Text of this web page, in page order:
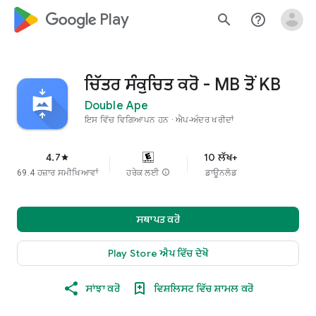
google_logo Play search help_outline
ਚਿੱਤਰ ਸੰਕੁਚਿਤ ਕਰੋ - MB ਤੋਂ KB
Double Ape
ਇਸ ਵਿੱਚ ਵਿਗਿਆਪਨ ਹਨ ਐਪ-ਅੰਦਰ ਖਰੀਦਾਂ
4.7star
69.4 ਹਜ਼ਾਰ ਸਮੀਖਿਆਵਾਂ ਹਰੇਕ ਲਈ info
10 ਲੱਖ+
ਡਾਊਨਲੋਡ
ਸਥਾਪਤ ਕਰੋ
Play Store ਐਪ ਵਿੱਚ ਦੇਖੋ
ਸਾਂਝਾ ਕਰੋ ਵਿਸ਼ਲਿਸਟ ਵਿੱਚ ਸ਼ਾਮਲ ਕਰੋ